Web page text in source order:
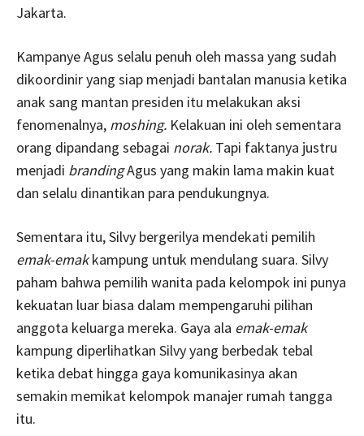
Jakarta.
Kampanye Agus selalu penuh oleh massa yang sudah
dikoordinir yang siap menjadi bantalan manusia ketika
anak sang mantan presiden itu melakukan aksi
fenomenalnya, moshing. Kelakuan ini oleh sementara
orang dipandang sebagai norak. Tapi faktanya justru
menjadi brandingAgus yang makin lama makin kuat
dan selalu dinantikan para pendukungnya.
Sementara itu, Silvy bergerilya mendekati pemilih
emak-emakkampung untuk mendulang suara. Silvy
paham bahwa pemilih wanita pada kelompok ini punya
kekuatan luar biasa dalam mempengaruhi pilihan
anggota keluarga mereka. Gaya ala emak-emak
kampung diperlihatkan Silvy yang berbedak tebal
ketika debat hingga gaya komunikasinya akan
semakin memikat kelompok manajer rumah tangga
itu.